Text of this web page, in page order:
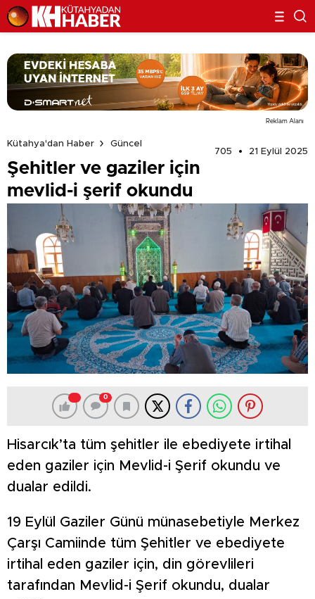
Reklam Alanı
Kütahya'dan Haber
Güncel
705
21 Eylül 2025
Şehitler ve gaziler için
mevlid-i şerif okundu
0
Hisarcık’ta tüm şehitler ile ebediyete irtihal
eden gaziler için Mevlid-i Şerif okundu ve
dualar edildi.
19 Eylül Gaziler Günü münasebetiyle Merkez
Çarşı Camiinde tüm Şehitler ve ebediyete
irtihal eden gaziler için, din görevlileri
tarafından Mevlid-i Şerif okundu, dualar